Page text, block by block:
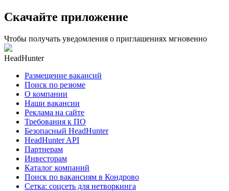
Скачайте приложение
Чтобы получать уведомления о приглашениях мгновенно
HeadHunter
Размещение вакансий
Поиск по резюме
О компании
Наши вакансии
Реклама на сайте
Требования к ПО
Безопасный HeadHunter
HeadHunter API
Партнерам
Инвесторам
Каталог компаний
Поиск по вакансиям в Кондрово
Сетка: соцсеть для нетворкинга